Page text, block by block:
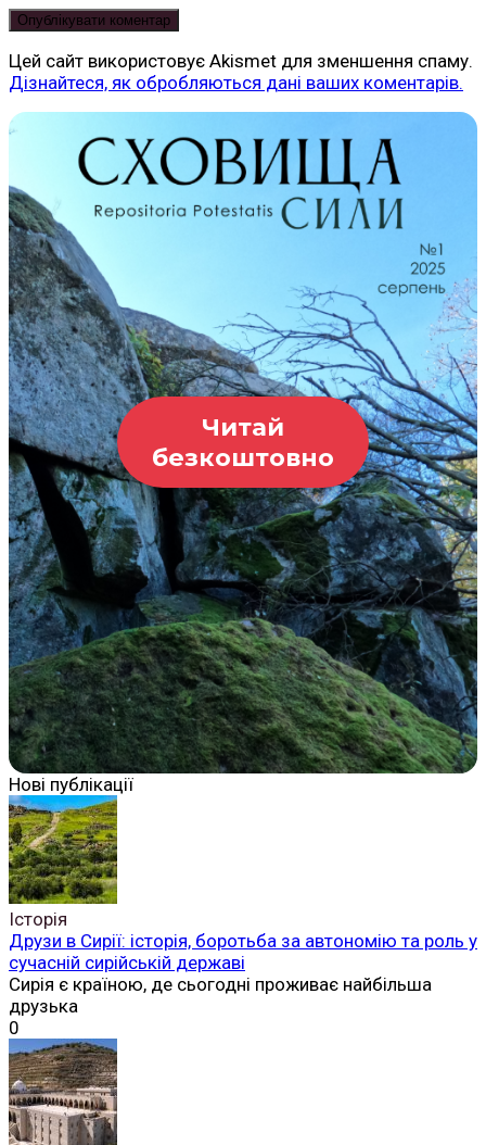
Цей сайт використовує Akismet для зменшення спаму.
Дізнайтеся, як обробляються дані ваших коментарів.
Читай
безкоштовно
Нові публікації
Історія
Друзи в Сирії: історія, боротьба за автономію та роль у
сучасній сирійській державі
Сирія є країною, де сьогодні проживає найбільша
друзька
0